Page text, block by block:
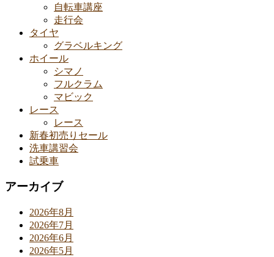
自転車講座
走行会
タイヤ
グラベルキング
ホイール
シマノ
フルクラム
マビック
レース
レース
新春初売りセール
洗車講習会
試乗車
アーカイブ
2026年8月
2026年7月
2026年6月
2026年5月